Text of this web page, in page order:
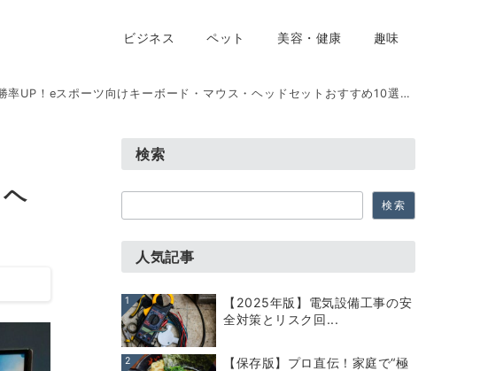
ビジネス ペット 美容・健康 趣味
UP！eスポーツ向けキーボード・マウス・ヘッドセットおすすめ10選【2025年版】
検索
索
検索
人気記事
1
【2025年版】電気設備工事の安
全対策とリスク回...
2
【保存版】プロ直伝！家庭で“極